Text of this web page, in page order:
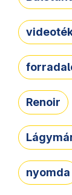
Renoir
nyomda